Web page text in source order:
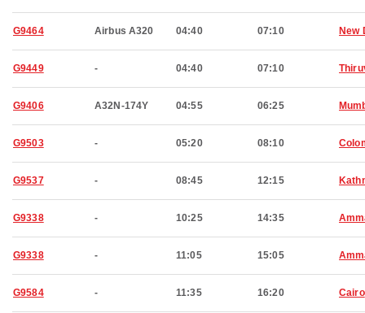
G9464 Airbus A320 04:40 07:10 New
G9449 - 04:40 07:10
G9406 A32N-174Y 04:55 06:25
G9503 - 05:20 08:10
G9537 - 08:45 12:15
G9338 - 10:25 14:35
G9338 - 11:05 15:05
G9584 - 11:35 16:20 Cairo